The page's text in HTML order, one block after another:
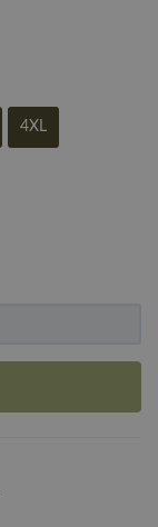
4XL